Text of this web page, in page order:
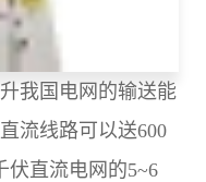
我国电网的输送能
流线路可以送600
伏直流电网的5~6